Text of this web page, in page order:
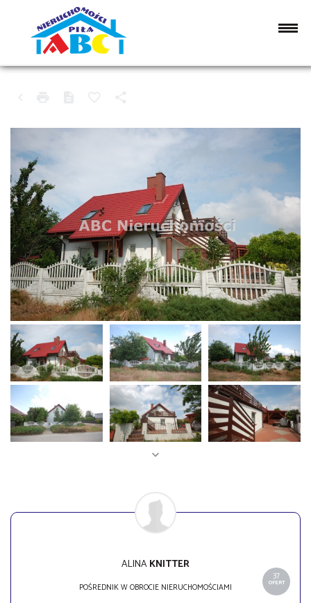
BIAŁOŚLIWIE
DOM NA SPRZEDAŻ
37
OFERT
ALINAKNITTER
POŚREDNIK W OBROCIE NIERUCHOMOŚCIAMI